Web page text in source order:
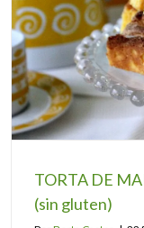
TORTA DE
(sin gluten)